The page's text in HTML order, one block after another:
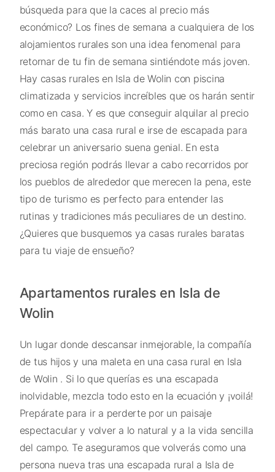
búsqueda para que la caces al precio más
económico? Los fines de semana a cualquiera de los
alojamientos rurales son una idea fenomenal para
retornar de tu fin de semana sintiéndote más joven.
Hay casas rurales en Isla de Wolin con piscina
climatizada y servicios increíbles que os harán sentir
como en casa. Y es que conseguir alquilar al precio
más barato una casa rural e irse de escapada para
celebrar un aniversario suena genial. En esta
preciosa región podrás llevar a cabo recorridos por
los pueblos de alrededor que merecen la pena, este
tipo de turismo es perfecto para entender las
rutinas y tradiciones más peculiares de un destino.
¿Quieres que busquemos ya casas rurales baratas
para tu viaje de ensueño?
Apartamentos rurales en Isla de
Wolin
Un lugar donde descansar inmejorable, la compañía
de tus hijos y una maleta en una casa rural en Isla
de Wolin . Si lo que querías es una escapada
inolvidable, mezcla todo esto en la ecuación y ¡voilá!
Prepárate para ir a perderte por un paisaje
espectacular y volver a lo natural y a la vida sencilla
del campo. Te aseguramos que volverás como una
persona nueva tras una escapada rural a Isla de